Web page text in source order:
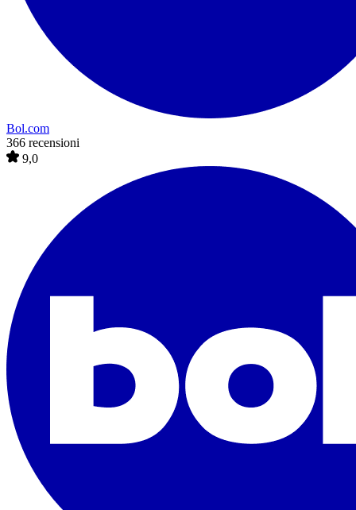
Bol.com
366 recensioni
9,0